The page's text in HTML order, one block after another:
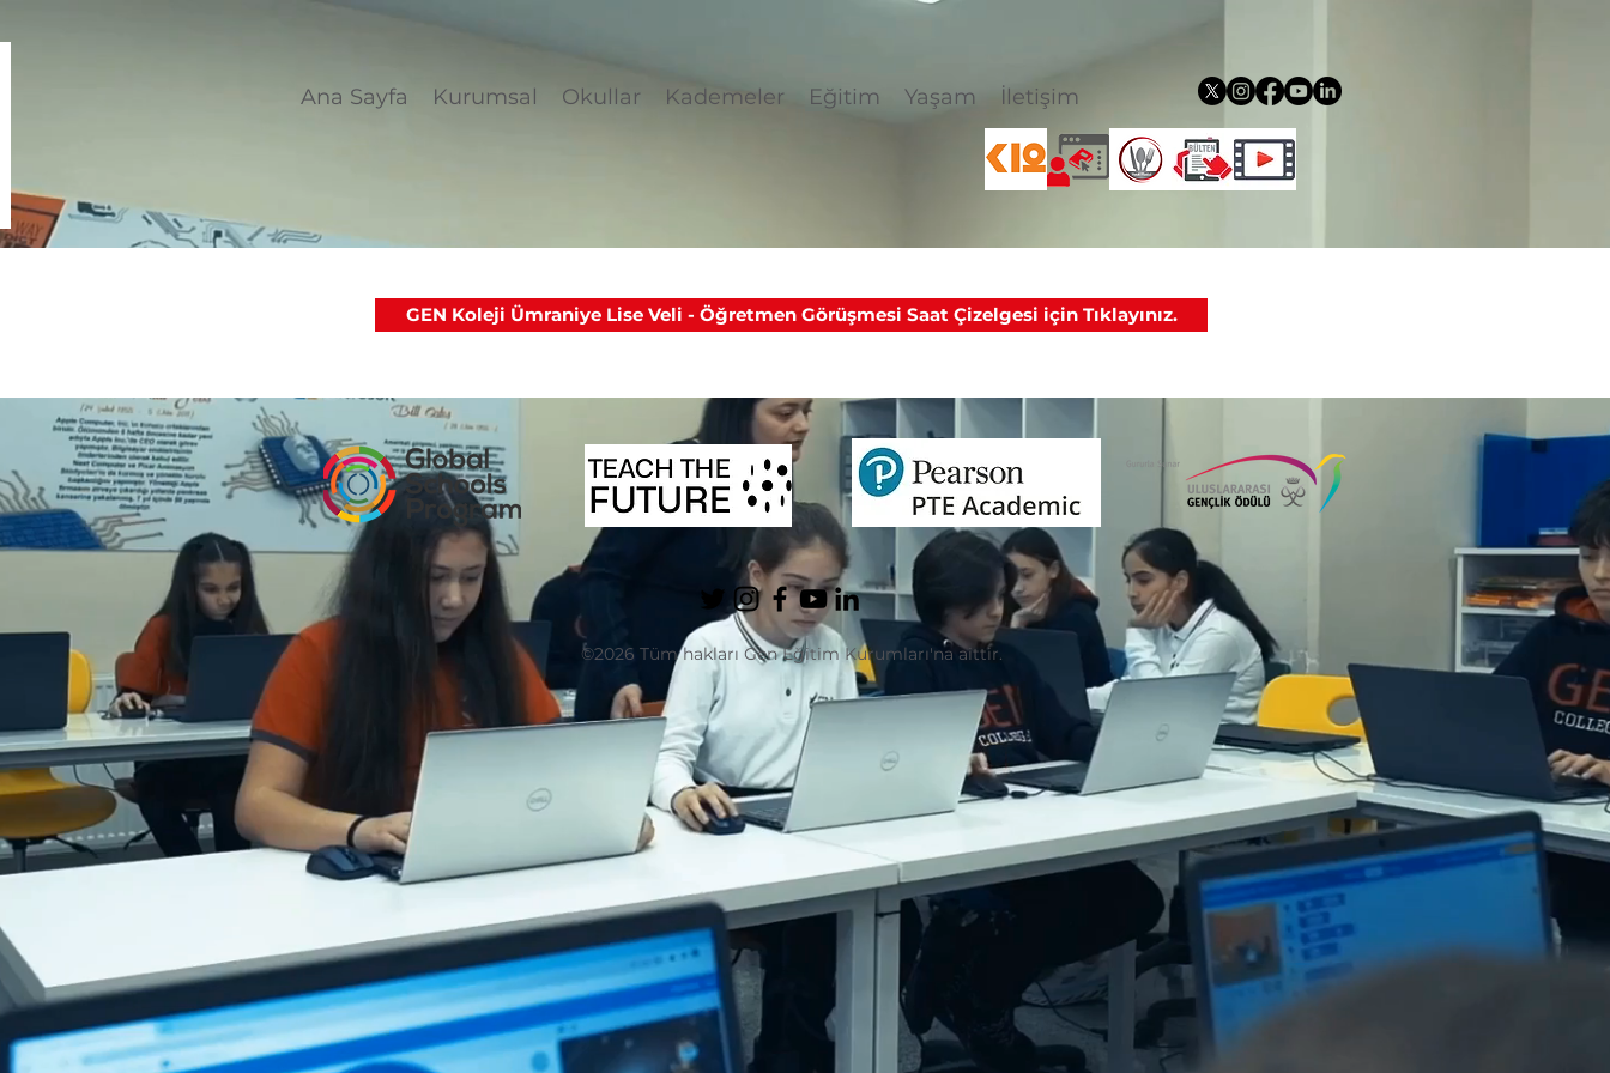
Ana Sayfa Kurumsal Okullar Kademeler Eğitim Yaşam İletişim
GEN Koleji Ümraniye Lise Veli - Öğretmen Görüşmesi Saat Çizelgesi için Tıklayınız.
©2026 Tüm hakları Gen Eğitim Kurumları'na aittir.